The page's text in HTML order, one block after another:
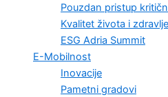
Pouzdan pristup
Kvalitet života i zdravlje
ESG Adria Summit
E-Mobilnost
Inovacije
Pametni gradovi